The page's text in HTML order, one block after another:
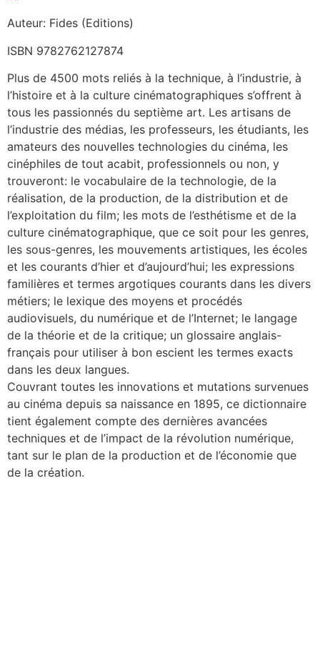
Auteur: Fides (Editions)
ISBN 9782762127874
Plus de 4500 mots reliés à la technique, à l’industrie, à
l’histoire et à la culture cinématographiques s’offrent à
tous les passionnés du septième art. Les artisans de
l’industrie des médias, les professeurs, les étudiants, les
amateurs des nouvelles technologies du cinéma, les
cinéphiles de tout acabit, professionnels ou non, y
trouveront: le vocabulaire de la technologie, de la
réalisation, de la production, de la distribution et de
l’exploitation du film; les mots de l’esthétisme et de la
culture cinématographique, que ce soit pour les genres,
les sous-genres, les mouvements artistiques, les écoles
et les courants d’hier et d’aujourd’hui; les expressions
familières et termes argotiques courants dans les divers
métiers; le lexique des moyens et procédés
audiovisuels, du numérique et de l’Internet; le langage
de la théorie et de la critique; un glossaire anglais-
français pour utiliser à bon escient les termes exacts
dans les deux langues.
Couvrant toutes les innovations et mutations survenues
au cinéma depuis sa naissance en 1895, ce dictionnaire
tient également compte des dernières avancées
techniques et de l’impact de la révolution numérique,
tant sur le plan de la production et de l’économie que
de la création.